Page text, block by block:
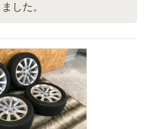
した。